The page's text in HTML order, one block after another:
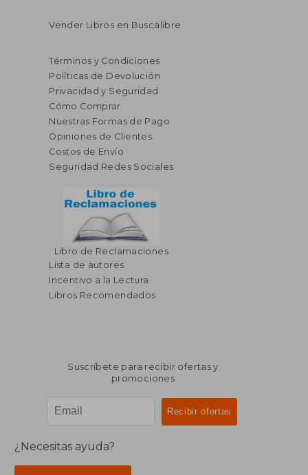
Vender Libros en Buscalibre
Términos y Condiciones
Políticas de Devolución
Privacidad y Seguridad
Cómo Comprar
Nuestras Formas de Pago
Opiniones de Clientes
Costos de Envío
Seguridad Redes Sociales
Libro de Reclamaciones
Lista de autores
Incentivo a la Lectura
Libros Recomendados
Suscríbete para recibir ofertas y
promociones
¿Necesitas ayuda?